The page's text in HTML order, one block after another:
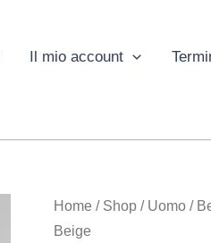
Il mio account
Home / Shop / Uomo /
Beige
Il
Bermuda
Cargo